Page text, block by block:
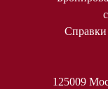
Справки
125009